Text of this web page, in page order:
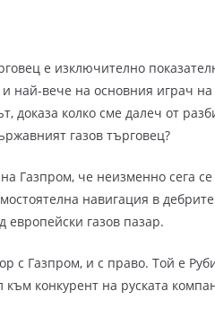
е изключително
най-вече на основния играч на
доказа колко сме далеч от
газов търговец?
Газпром, че неизменно сега
навигация в
европейски газов пазар.
с Газпром, и с право. Той е
конкурент на руската